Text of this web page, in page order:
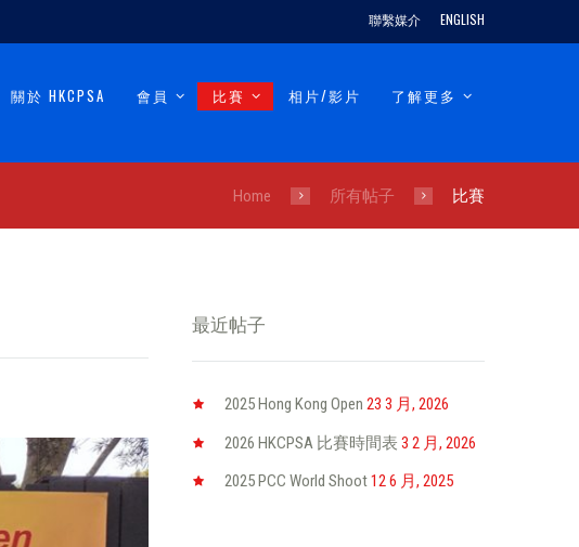
聯繫媒介 ENGLISH
關於 HKCPSA 會員 比賽 相片/影片 了解更多
Home 所有帖子 比賽
最近帖子
2025 Hong Kong Open 23 3 月, 2026
2026 HKCPSA 比賽時間表 3 2 月, 2026
2025 PCC World Shoot12 6 月, 2025